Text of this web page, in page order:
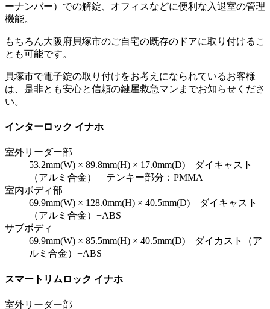
ーナンバー）での解錠、オフィスなどに便利な入退室の管理
機能。
もちろん大阪府貝塚市のご自宅の既存のドアに取り付けるこ
とも可能です。
貝塚市で電子錠の取り付けをお考えになられているお客様
は、是非とも安心と信頼の鍵屋救急マンまでお知らせくださ
い。
インターロック イナホ
室外リーダー部
53.2mm(W) × 89.8mm(H) × 17.0mm(D) ダイキャスト
（アルミ合金） テンキー部分：PMMA
室内ボディ部
69.9mm(W) × 128.0mm(H) × 40.5mm(D) ダイキャスト
（アルミ合金）+ABS
サブボディ
69.9mm(W) × 85.5mm(H) × 40.5mm(D) ダイカスト（ア
ルミ合金）+ABS
スマートリムロック イナホ
室外リーダー部